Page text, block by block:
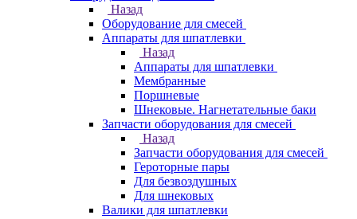
Назад
Оборудование для смесей
Аппараты для шпатлевки
Назад
Аппараты для шпатлевки
Мембранные
Поршневые
Шнековые. Нагнетательные баки
Запчасти оборудования для смесей
Назад
Запчасти оборудования для смесей
Героторные пары
Для безвоздушных
Для шнековых
Валики для шпатлевки